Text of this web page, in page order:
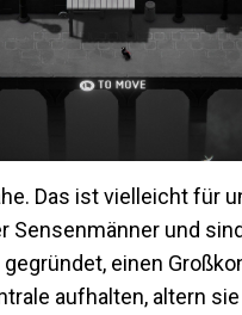
Das ist vielleicht für
Sensenmänner und
einen
aufhalten, altern